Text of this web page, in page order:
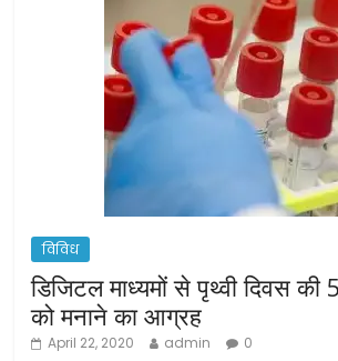
विविध
डिजिटल माध्यमों से पृथ्वी दिवस की
को मनाने का आग्रह
April 22, 2020 admin 0